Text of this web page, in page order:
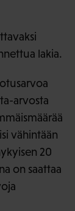
lakia.
arvosta
vähintään
20
on saattaa